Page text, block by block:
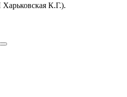
К.Г.).